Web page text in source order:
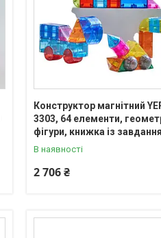
Конструктор магнітний
3303, 64 елементи,
фігури, книжка із
В наявності
2 706 ₴